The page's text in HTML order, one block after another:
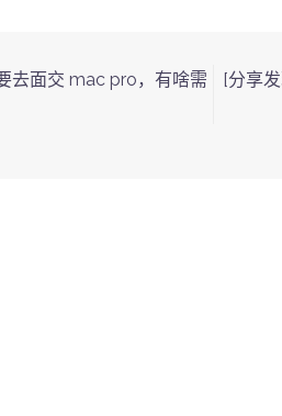
去面交 mac pro，有啥需
[分享